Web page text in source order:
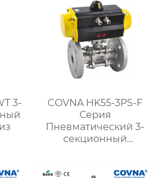
3-
COVNA HK55-3PS-F
Серия
Пневматический 3-
секционный